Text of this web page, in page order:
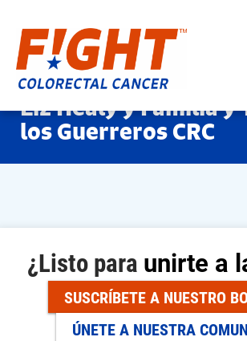
Saltar
al
contenido
Liz Healy y Familia y
los Guerreros CRC
¿Listo para unirte a
SUSCRÍBETE A NUESTRO
ÚNETE A NUESTRA